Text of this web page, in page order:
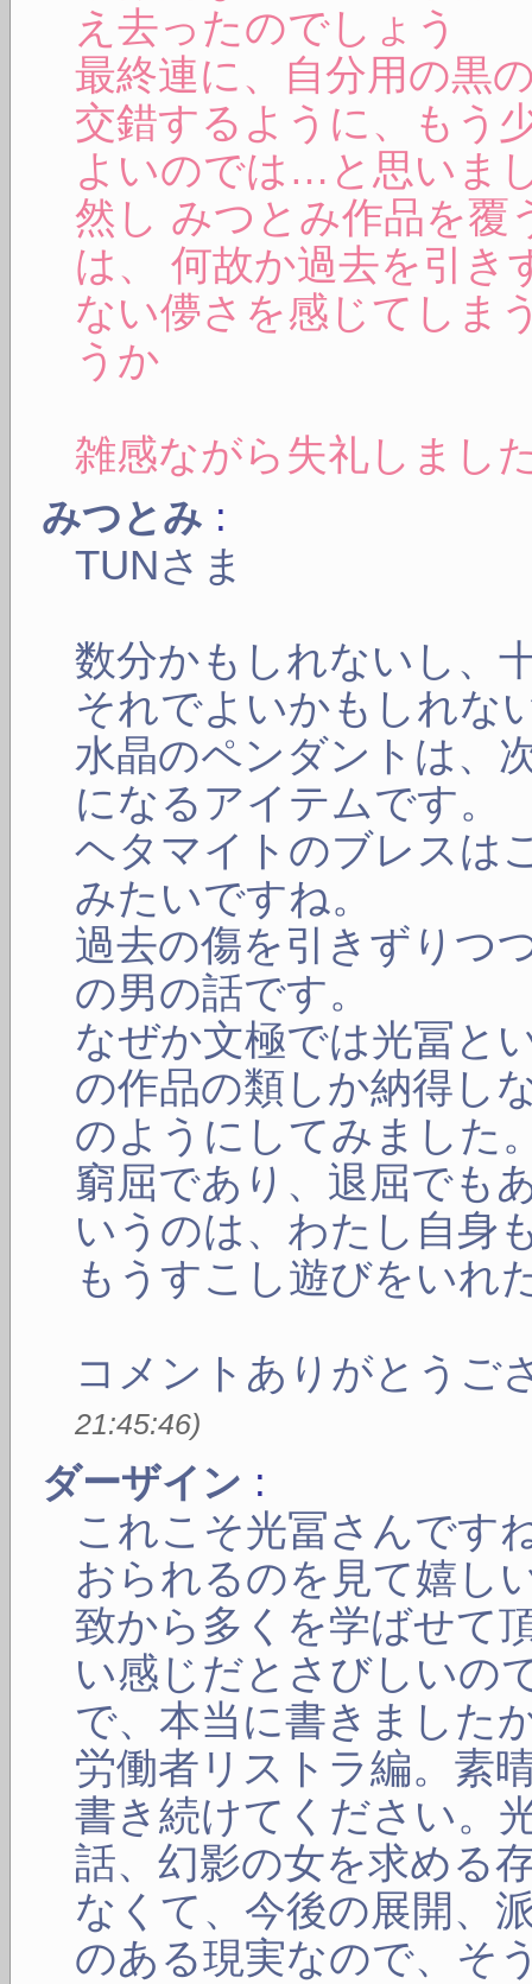
え去ったのでしょう
最終連に、自分用の黒
交錯するように、もう
よいのでは…と思いま
然し みつとみ作品を覆
は、 何故か過去を引き
ない儚さを感じてしま
うか
雑感ながら失礼しまし
みつとみ :
TUNさま
数分かもしれないし、
それでよいかもしれな
水晶のペンダントは、
になるアイテムです。
ヘタマイトのブレスは
みたいですね。
過去の傷を引きずりつ
の男の話です。
なぜか文極では光冨と
の作品の類しか納得し
のようにしてみました
窮屈であり、退屈でも
いうのは、わたし自身
もうすこし遊びをいれ
コメントありがとう
21:45:46)
ダーザイン :
これこそ光冨さんです
おられるのを見て嬉し
致から多くを学ばせて
い感じだとさびしいの
で、本当に書きました
労働者リストラ編。素
書き続けてください。
話、幻影の女を求める
なくて、今後の展開、
のある現実なので、そ